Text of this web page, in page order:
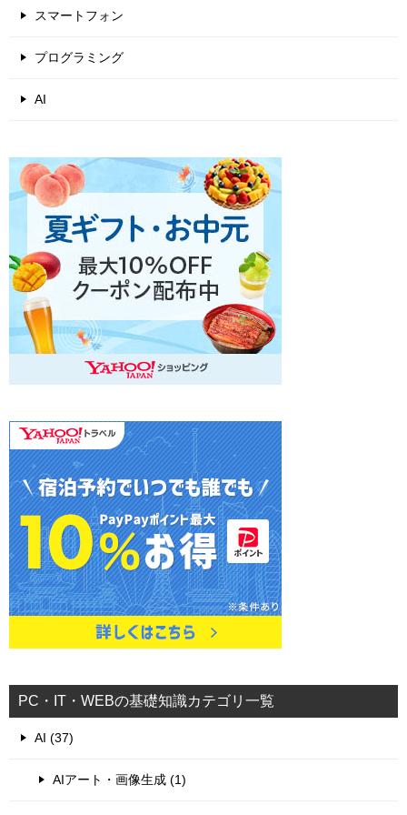
スマートフォン
プログラミング
AI
PC・IT・WEBの基礎知識カテゴリ一覧
AI (37)
AIアート・画像生成 (1)